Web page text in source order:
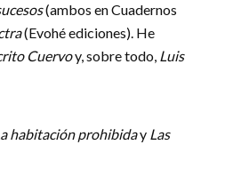
(ambos en Cuadernos
(Evohé ediciones). He
Cuervoy, sobre todo, Luis
habitación prohibiday Las